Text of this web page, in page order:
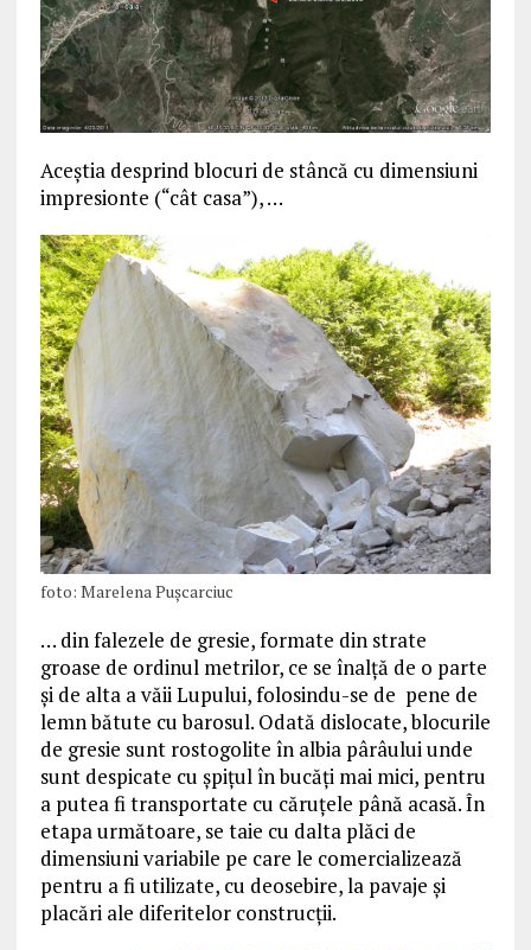
Aceştia desprind blocuri de stâncă cu dimensiuni
impresionte (“cât casa”), …
foto: Marelena Puşcarciuc
… din falezele de gresie, formate din strate
groase de ordinul metrilor, ce se înalţă de o parte
şi de alta a văii Lupului, folosindu-se de pene de
lemn bătute cu barosul. Odată dislocate, blocurile
de gresie sunt rostogolite în albia pârâului unde
sunt despicate cu şpiţul în bucăţi mai mici, pentru
a putea fi transportate cu căruţele până acasă. În
etapa următoare, se taie cu dalta plăci de
dimensiuni variabile pe care le comercializează
pentru a fi utilizate, cu deosebire, la pavaje şi
placări ale diferitelor construcţii.